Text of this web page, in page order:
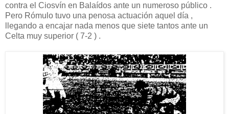
contra el Ciosvín en Balaídos ante un numeroso público .
Pero Rómulo tuvo una penosa actuación aquel día ,
llegando a encajar nada menos que siete tantos ante un
Celta muy superior ( 7-2 ) .